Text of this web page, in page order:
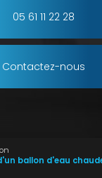
05 61 11 22 28
Contactez-nous
ballon d'eau